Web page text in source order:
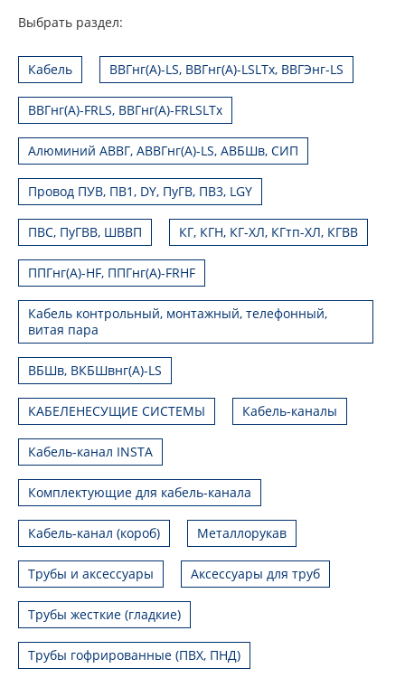
Выбрать раздел:
Кабель ВВГнг(А)-LS, ВВГнг(А)-LSLTx, ВВГЭнг-LS
ВВГнг(А)-FRLS, ВВГнг(А)-FRLSLTx
Алюминий АВВГ, АВВГнг(А)-LS, АВБШв, СИП
Провод ПУВ, ПВ1, DY, ПуГВ, ПВ3, LGY
ПВС, ПуГВВ, ШВВП КГ, КГН, КГ-ХЛ, КГтп-ХЛ, КГВВ
ППГнг(А)-HF, ППГнг(А)-FRHF
Кабель контрольный, монтажный, телефонный,
витая пара
ВБШв, ВКБШвнг(А)-LS
КАБЕЛЕНЕСУЩИЕ СИСТЕМЫ Кабель-каналы
Кабель-канал INSTA
Комплектующие для кабель-канала
Кабель-канал (короб) Металлорукав
Трубы и аксессуары Аксессуары для труб
Трубы жесткие (гладкие)
Трубы гофрированные (ПВХ, ПНД)